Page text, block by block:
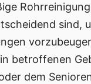
sind,
betroffenen
dem